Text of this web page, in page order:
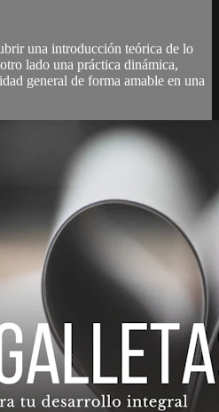
una introducción teórica de lo
lado una práctica dinámica,
general de forma amable en una